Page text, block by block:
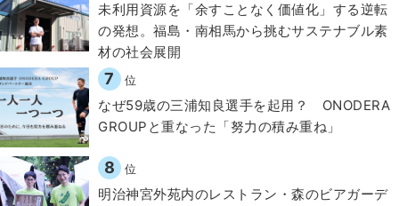
​​未利用資源を「余すことなく価値化」する逆転
の発想。福島・南相馬から挑むサステナブル素
材の社会展開​
7 位
なぜ59歳の三浦知良選手を起用？ ONODERA
GROUPと重なった「努力の積み重ね」
8 位
明治神宮外苑内のレストラン・森のビアガーデ